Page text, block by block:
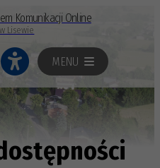
Komunikacji Online
Lisewie
MENU